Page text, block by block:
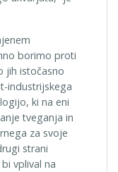
borimo proti
jih istočasno
industrijskega
ki na eni
tveganja in
za svoje
strani
vplival na